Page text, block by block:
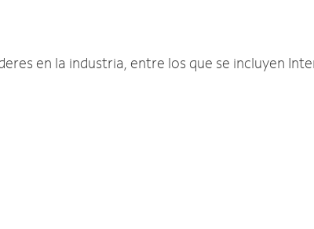
en la industria, entre los que se incluyen